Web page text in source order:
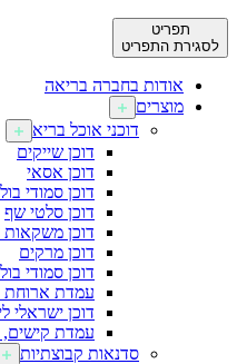
תפריט
לסגירת התפריט
אודות בחברה בריאה
מוצרים
דוכני אוכל בריא
דוכן שייקים
דוכן אסאי
דוכן סמודי
דוכן סלטי שף
דוכן משקאות
דוכן מרקים
דוכן סמודי
עמדת ארוחת
דוכן ישראלי
עמדת קישים,
סדנאות קבוצתיות